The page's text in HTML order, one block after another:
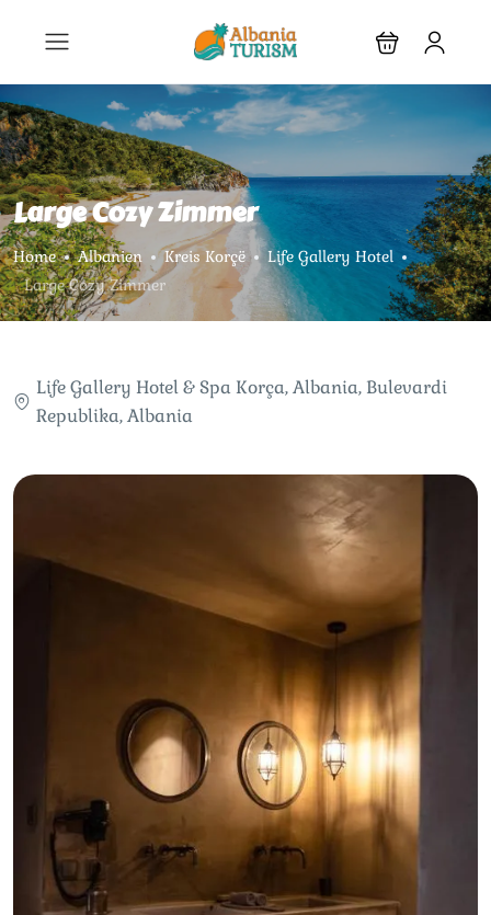
Large Cozy Zimmer
Home Albanien Kreis Korçë
Life Gallery Hotel
Large Cozy Zimmer
Life Gallery Hotel & Spa Korça, Albania, Bulevardi
Republika, Albania